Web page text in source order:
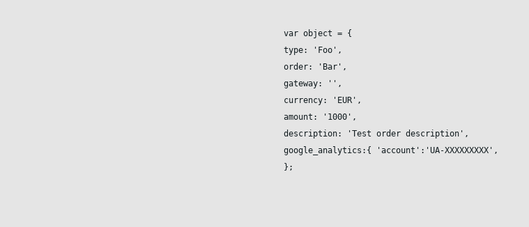
var object = {
type:
'Foo' ,
order:
'Bar' ,
gateway:
'' ,
currency:
'EUR' ,
amount:
'1000' ,
description:
'Test order description' ,
google_analytics:{
'account':'UA-XXXXXXXXX' ,
};